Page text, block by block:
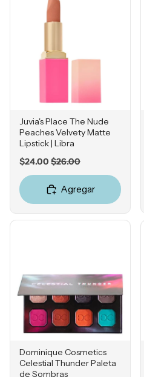
Juvia's Place The Nude
Peaches Velvety Matte
Lipstick | Libra
Sale
price
$24.00 Original
price
$26.00
Agregar
Dominique Cosmetics
Celestial Thunder Paleta
de Sombras